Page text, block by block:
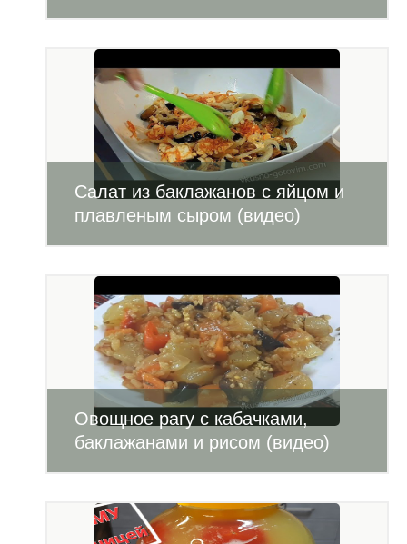
Салат из баклажанов с яйцом и
плавленым сыром (видео)
Овощное рагу с кабачками,
баклажанами и рисом (видео)